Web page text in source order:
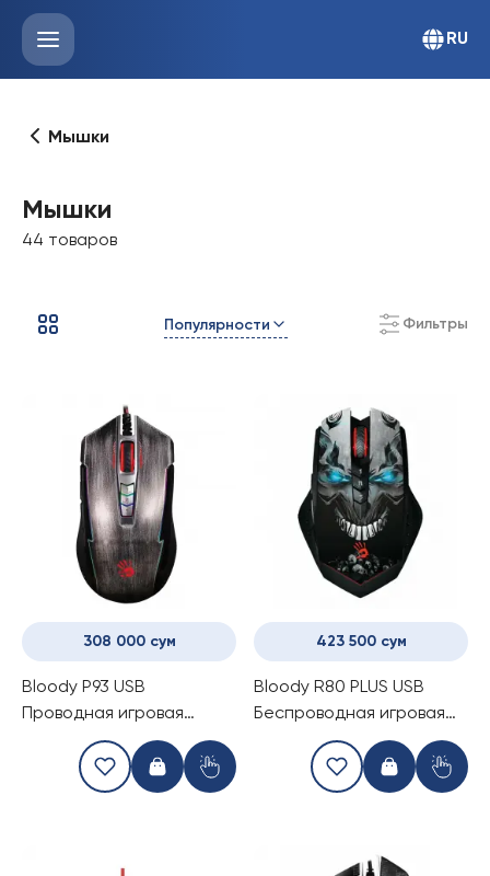
RU
Мышки
Мышки
44 товаров
Популярности Фильтры
308 000 сум
Bloody P93 USB
Проводная игровая
423 500 сум
Bloody R80 PLUS USB
Беспроводная игровая